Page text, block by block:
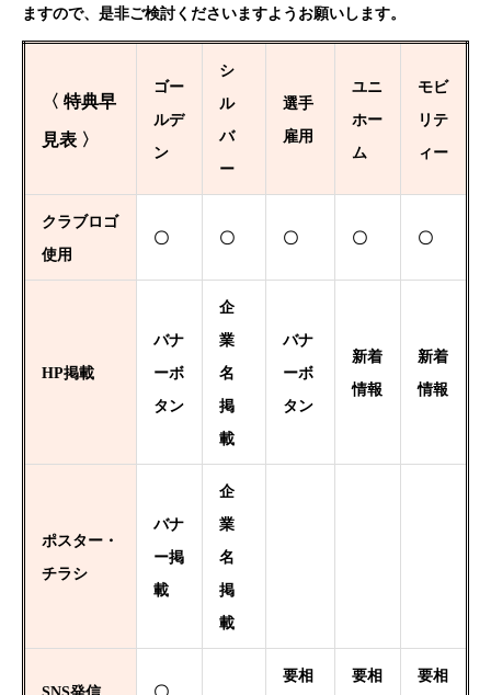
ますので、是非ご検討くださいますようお願いします。
〈 特典早
見表 〉
ゴー
ルデ
ン
シ
ル
バ
ー
選手
雇用
ユニ
ホー
ム
モビ
リテ
ィー
クラブロゴ
使用
〇 〇 〇 〇 〇
HP掲載
バナ
ーボ
タン
企
業
名
掲
載
バナ
ーボ
タン
新着
情報
新着
情報
ポスター・
チラシ
バナ
ー掲
載
企
業
名
掲
載
要相 要相 要相